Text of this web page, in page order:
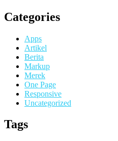
Categories
Apps
Artikel
Berita
Markup
Merek
One Page
Responsive
Uncategorized
Tags